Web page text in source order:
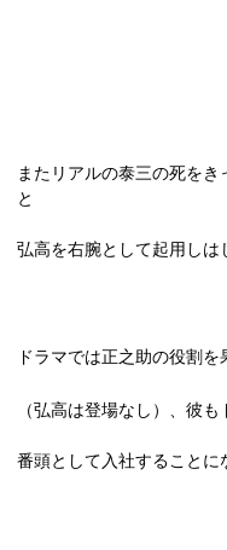
またリアルの泰三の死を
と
弘高を右腕として起用しは
ドラマでは正之助の役割
（弘高は登場なし）、彼
番頭として入社することに